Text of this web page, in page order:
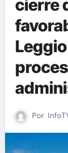
cierre
Por